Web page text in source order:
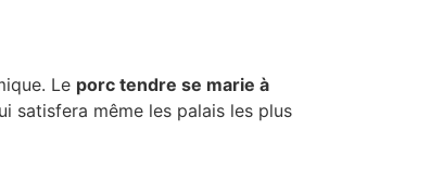
Le porc tendre se marie à
satisfera même les palais les plus